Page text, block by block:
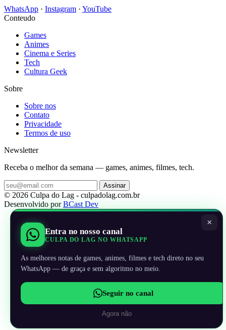
WhatsApp · Instagram · YouTube
Conteudo
Games
Animes
Cinema e Series
Tech
Cultura Geek
Sobre
Sobre nos
Contato
Privacidade
Termos de uso
Newsletter
Receba o melhor da semana — games, animes, filmes, tech.
Assinar
© 2026 Culpa do Lag - culpadolag.com.br
Desenvolvido porBCast Dev
×
Entra no nosso canal
CULPA DO LAG NO WHATSAPP
As melhores notas de games, animes, filmes e tech direto no seu
WhatsApp — de graça e sem algoritmo no meio.
Seguir no canal
Agora não